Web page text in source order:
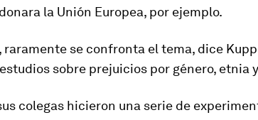
la Unión Europea, por ejemplo.
raramente se confronta el tema, dice
sobre prejuicios por género, etnia
colegas hicieron una serie de